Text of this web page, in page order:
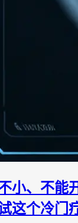
小、不能
这个冷门